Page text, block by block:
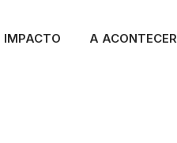
IMPACTO A ACONTECER